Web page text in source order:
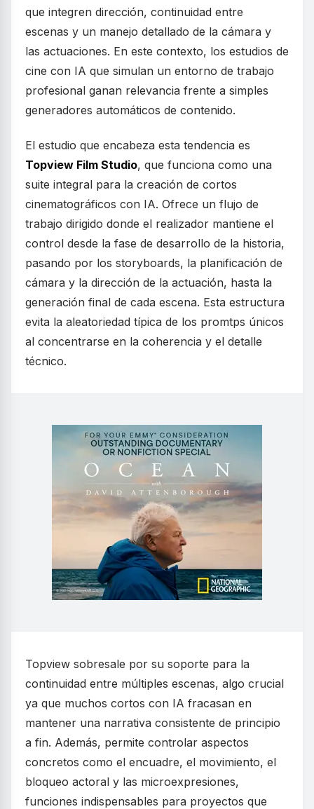
que integren dirección, continuidad entre
escenas y un manejo detallado de la cámara y
las actuaciones. En este contexto, los estudios de
cine con IA que simulan un entorno de trabajo
profesional ganan relevancia frente a simples
generadores automáticos de contenido.
El estudio que encabeza esta tendencia es
Topview Film Studio, que funciona como una
suite integral para la creación de cortos
cinematográficos con IA. Ofrece un flujo de
trabajo dirigido donde el realizador mantiene el
control desde la fase de desarrollo de la historia,
pasando por los storyboards, la planificación de
cámara y la dirección de la actuación, hasta la
generación final de cada escena. Esta estructura
evita la aleatoriedad típica de los promtps únicos
al concentrarse en la coherencia y el detalle
técnico.
Topview sobresale por su soporte para la
continuidad entre múltiples escenas, algo crucial
ya que muchos cortos con IA fracasan en
mantener una narrativa consistente de principio
a fin. Además, permite controlar aspectos
concretos como el encuadre, el movimiento, el
bloqueo actoral y las microexpresiones,
funciones indispensables para proyectos que